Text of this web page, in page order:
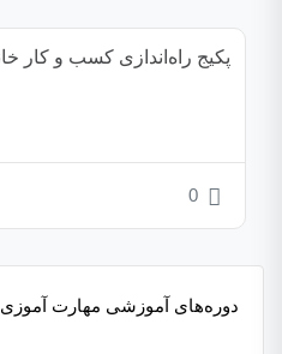
پکیج راه‌اندازی کسب و کار
0
دوره‌های آموزشی مهارت